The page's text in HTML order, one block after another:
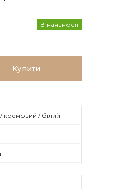
В наявності
Купити
кремовий / білий